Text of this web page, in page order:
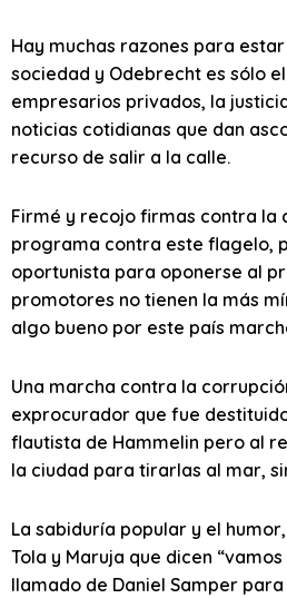
Hay muchas razones para
sociedad y Odebrecht es sólo
empresarios privados, la
noticias cotidianas que dan
recurso de salir a la calle.
Firmé y recojo firmas contra la
programa contra este flagelo,
oportunista para oponerse al
promotores no tienen la más
algo bueno por este país
Una marcha contra la
exprocurador que fue
flautista de Hammelin pero al
la ciudad para tirarlas al mar,
La sabiduría popular y el
Tola y Maruja que dicen
llamado de Daniel Samper